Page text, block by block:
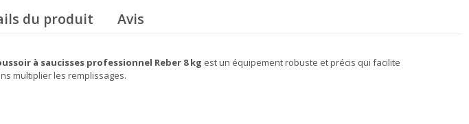
du produit Avis
à saucisses professionnel Reber 8 kg est un équipement robuste et précis qui facilite
multiplier les remplissages.